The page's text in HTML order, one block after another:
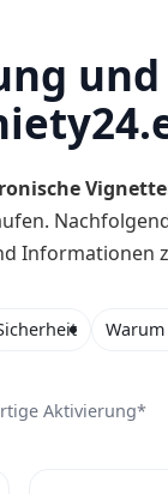
und
Informationen
Aktivierung*